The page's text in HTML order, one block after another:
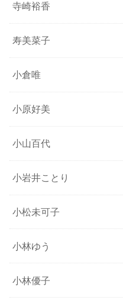
寺崎裕香
寿美菜子
小倉唯
小原好美
小山百代
小岩井ことり
小松未可子
小林ゆう
小林優子